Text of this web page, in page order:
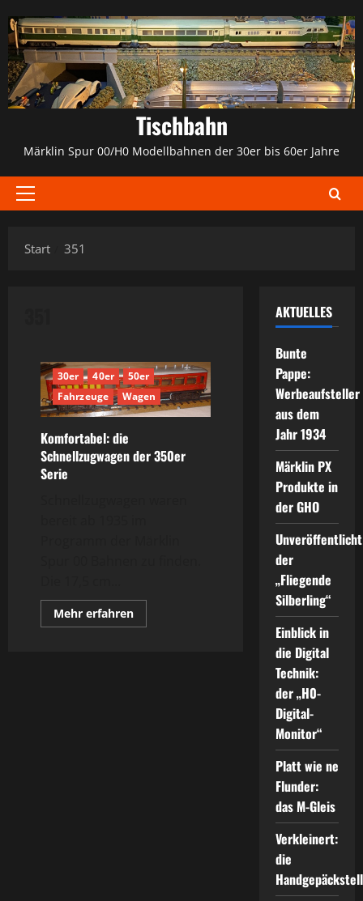
Inhalt
springen
Tischbahn
Märklin Spur 00/H0 Modellbahnen der 30er bis 60er Jahre
Primäres
Start
351
30er 40er
50er
Fahrzeuge
Wagen
Komfortabel: die
Schnellzugwagen der 350er
Serie
Mehr erfahrenMehr
Informationen
AKTUELLES
Bunte
Pappe:
Werbeaufsteller
aus dem
Jahr 1934
Märklin PX
Produkte in
der GHO
der
„Fliegende
Silberling“
Einblick in
die Digital
Technik:
der „H0-
Digital-
Monitor“
Platt wie ne
Flunder:
das M-Gleis
Verkleinert:
die